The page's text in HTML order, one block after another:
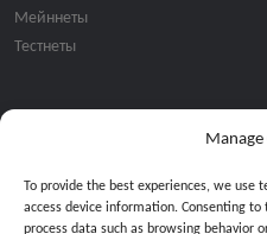
To provide the best experiences, we use
access device information. Consenting
process data such as browsing behavior
Мейннеты
Тестнеты
Подписка на